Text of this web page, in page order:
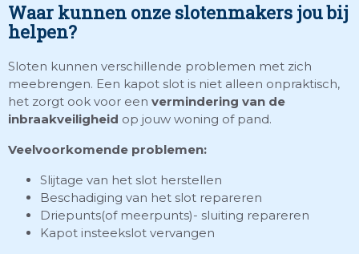
Waar kunnen onze slotenmakers jou bij
helpen?
Sloten kunnen verschillende problemen met zich
meebrengen. Een kapot slot is niet alleen onpraktisch,
het zorgt ook voor een vermindering van de
inbraakveiligheid op jouw woning of pand.
Veelvoorkomende problemen:
Slijtage van het slot herstellen
Beschadiging van het slot repareren
Driepunts(of meerpunts)- sluiting repareren
Kapot insteekslot vervangen